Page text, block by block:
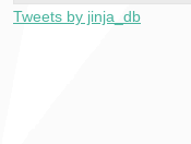
Tweets by jinja_db